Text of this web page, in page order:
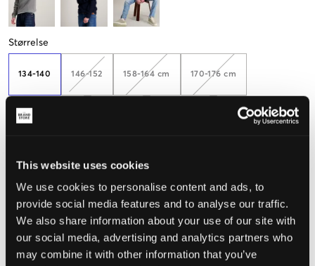
This website uses cookies
We use cookies to personalise content and ads, to
provide social media features and to analyse our traffic.
We also share information about your use of our site with
our social media, advertising and analytics partners who
may combine it with other information that you’ve
Størrelse
134-140
igjen
146-152 158-164 cm 170-176 cm
Kun 1
Opplevd størrelse
Liten Riktig Stor